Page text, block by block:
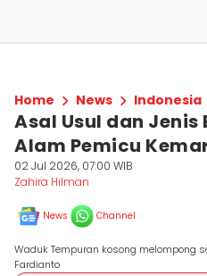
Home News Indonesia
Asal Usul dan Jenis
Alam Pemicu
02 Jul 2026, 07:00 WIB
Zahira Hilman
News Channel
Waduk Tempuran kosong melompong
Fardianto